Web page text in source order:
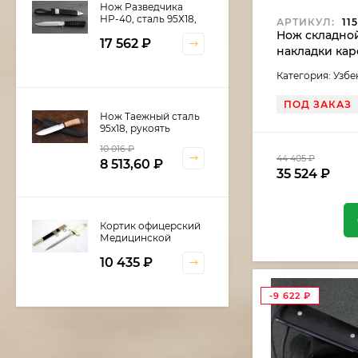
АРТИКУЛ:
Нож
накладки
Категория:
ПОД ЗАКАЗ
44 405₽
35 524 ₽
-9 622 ₽
Нож Разведчика
НР-40, сталь 95Х18,
черный граб,
17 562 ₽
Нож Таежный сталь
95х18, рукоять
10 016₽
8 513,60 ₽
Кортик офицерский
Медицинской
10 435 ₽